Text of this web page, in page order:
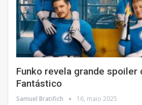
Funko revela grande spoiler
Fantástico
Samuel Bratifich 16, maio 2025